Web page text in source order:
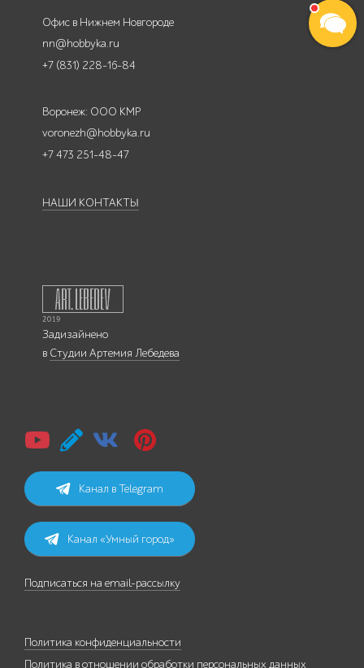
Офис в Нижнем Новгороде
nn@hobbyka.ru
+7 (831) 228-16-84
Воронеж: ООО КМР
voronezh@hobbyka.ru
+7 473 251-48-47
НАШИ КОНТАКТЫ
Задизайнено
в Студии Артемия Лебедева
Канал в Telegram
Канал «Умный город»
Подписаться на email-рассылку
Политика конфиденциальности
Политика в отношении обработки персональных данных